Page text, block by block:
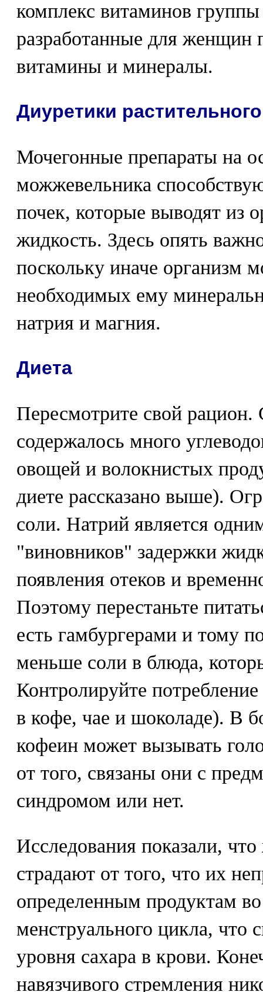
комплекс витаминов
разработанные для женщин
витамины и минералы.
Диуретики
Мочегонные препараты на
можжевельника
почек, которые выводят из
жидкость. Здесь опять
поскольку иначе организм
необходимых ему
натрия и магния.
Диета
Пересмотрите свой
содержалось много
овощей и волокнистых
диете рассказано выше).
соли. Натрий является
"виновников" задержки
появления отеков и
Поэтому перестаньте
есть гамбургерами и тому
меньше соли в блюда,
Контролируйте
в кофе, чае и шоколаде). В
кофеин может вызывать
от того, связаны они с
синдромом или нет.
Исследования показали,
страдают от того, что их
определенным продуктам
менструального цикла, что
уровня сахара в крови.
навязчивого стремления